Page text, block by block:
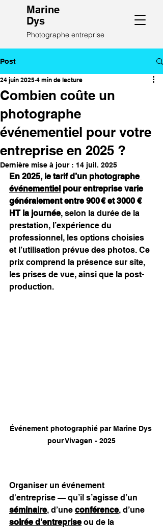
Marine
Dys
Photographe entreprise
Post
Combien coûte un
photographe
événementiel pour votre
entreprise en 2025 ?
24 juin 2025 4 min de lecture
Dernière mise à jour : 14 juil. 2025
En 2025, le tarif d’un photographe
événementiel pour entreprise varie
généralement entre 900 € et 3000 €
HT la journée, selon la durée de la
prestation, l’expérience du
professionnel, les options choisies
et l’utilisation prévue des photos. Ce
prix comprend la présence sur site,
les prises de vue, ainsi que la post-
production.
Événement photographié par Marine Dys
pour Vivagen - 2025
Organiser un événement
d'entreprise — qu’il s’agisse d’un
séminaire, d’une conférence, d’une
soirée d'entreprise ou de la